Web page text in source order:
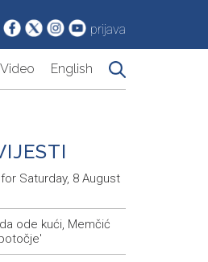
prijava
Video English
Saturday, 8 August
ode kući, Memčić